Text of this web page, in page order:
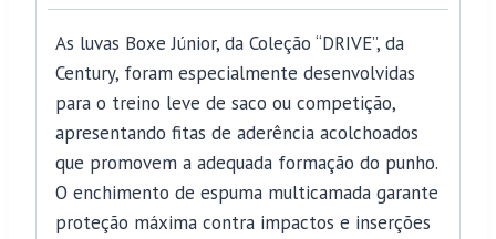
As luvas Boxe Júnior, da Coleção “DRIVE”, da
Century, foram especialmente desenvolvidas
para o treino leve de saco ou competição,
apresentando fitas de aderência acolchoados
que promovem a adequada formação do punho.
O enchimento de espuma multicamada garante
proteção máxima contra impactos e inserções